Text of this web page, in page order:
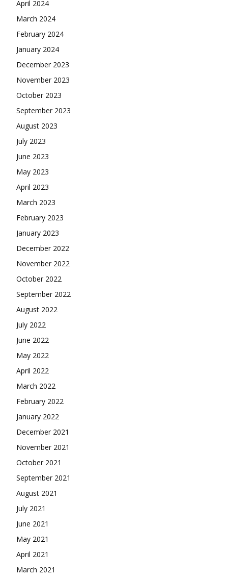
April 2024
March 2024
February 2024
January 2024
December 2023
November 2023
October 2023
September 2023
August 2023
July 2023
June 2023
May 2023
April 2023
March 2023
February 2023
January 2023
December 2022
November 2022
October 2022
September 2022
August 2022
July 2022
June 2022
May 2022
April 2022
March 2022
February 2022
January 2022
December 2021
November 2021
October 2021
September 2021
August 2021
July 2021
June 2021
May 2021
April 2021
March 2021